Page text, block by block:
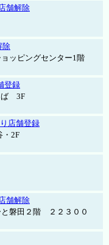
舗解除
除
ッピングセンター1階
登録
ば 3F
店舗登録
・2F
舗解除
磐田２階 ２２３００